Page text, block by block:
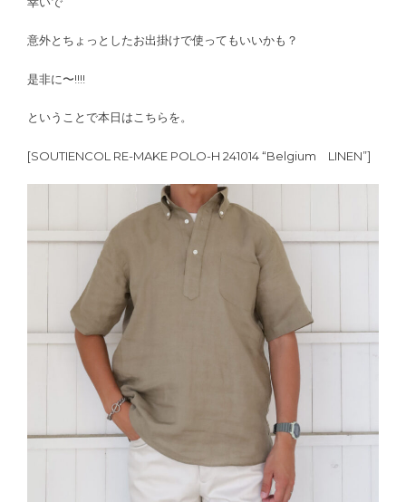
意外とちょっとしたお出掛けで使ってもいいかも？
是非に〜!!!!
ということで本日はこちらを。
[SOUTIENCOL RE-MAKE POLO-H 241014 “Belgium LINEN”]